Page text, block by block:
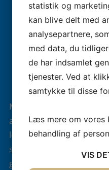
Forbedret
også
Affugtning med
Udbedring af
findes vandskader i
Isolering af
Man kan med fordel
at fjerne uønsket væske
lokaler. Her tørres
som uden kondens
gulve og lofter.
statistik og
kan blive delt med
analysepartnere,
med data, du
de har indsamlet
tjenester. Ved at
samtykke til disse
Læs mere om vores
behandling af
VIS